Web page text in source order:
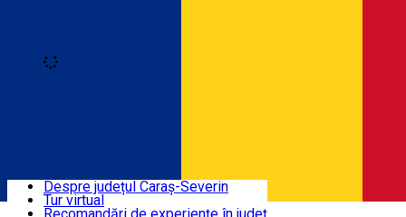
Trasee turistice
Despre județul Caraș-Severin
Tur virtual